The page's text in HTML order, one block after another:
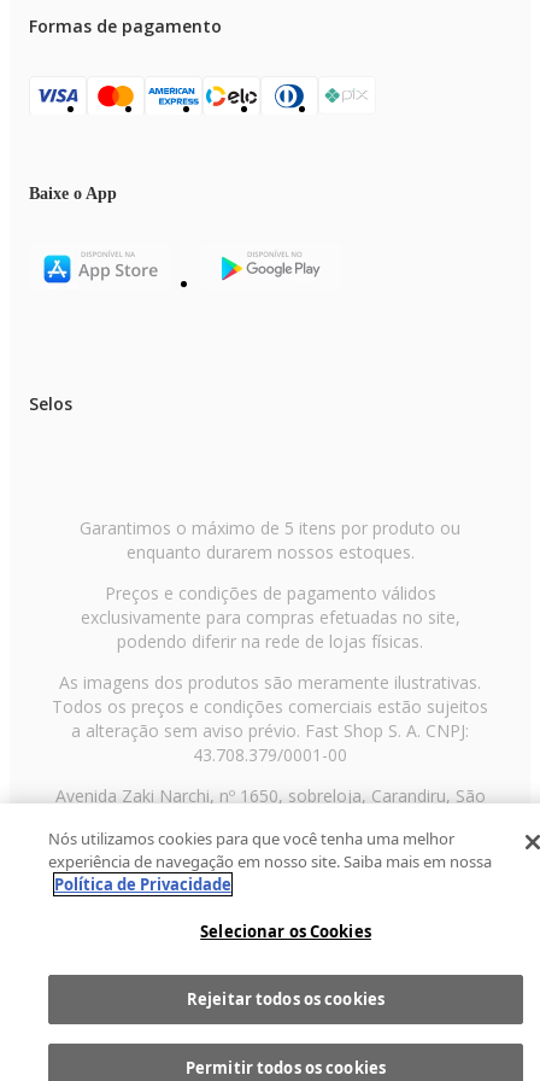
Comprar
Formas de pagamento
Baixe o App
Selos
Garantimos o máximo de 5 itens por produto ou
enquanto durarem nossos estoques.
Preços e condições de pagamento válidos
exclusivamente para compras efetuadas no site,
podendo diferir na rede de lojas físicas.
As imagens dos produtos são meramente ilustrativas.
Todos os preços e condições comerciais estão sujeitos
a alteração sem aviso prévio. Fast Shop S. A. CNPJ:
43.708.379/0001-00
Avenida Zaki Narchi, nº 1650, sobreloja, Carandiru, São
2013 Fast Shop - Todos os direitos reservadosRF
Nós utilizamos cookies para que você tenha uma melhor
experiência de navegação em nosso site. Saiba mais em nossa
Política de Privacidade
Selecionar os Cookies
Rejeitar todos os cookies
Permitir todos os cookies